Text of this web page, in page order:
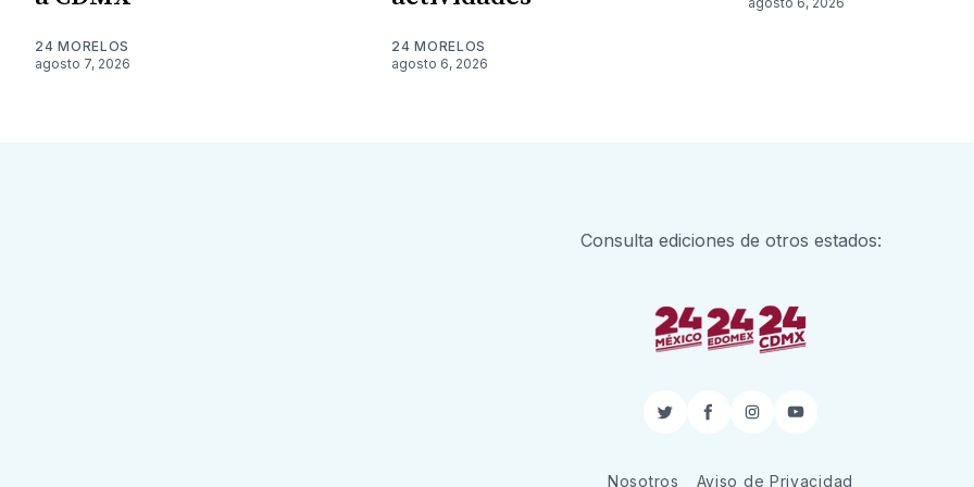
24 MORELOS
agosto 7, 2026
24 MORELOS
agosto 6, 2026
Consulta ediciones de otros estados:
TwitterFacebook
InstagramYouTube
Nosotros Aviso de Privacidad